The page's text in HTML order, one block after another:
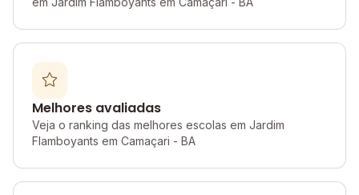
Melhores avaliadas
Veja o ranking das melhores escolas em Jardim
Flamboyants em Camaçari - BA